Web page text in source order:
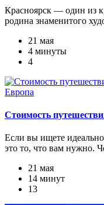
Красноярск — один из
родина знаменитого
21 мая
4 минуты
4
Европа
Стоимость
Если вы ищете
это то, что вам нужно.
21 мая
14 минут
13